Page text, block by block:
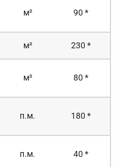
м² 90 *
м² 230 *
м² 80 *
п.м. 180 *
п.м. 40 *